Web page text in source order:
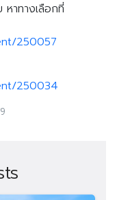
หาทางเลือกที่
250057
250034